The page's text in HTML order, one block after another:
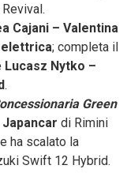
Cajani – Valentina
elettrica; completa il
Lucasz Nytko –
.
Green
Japancardi Rimini
ha scalato la
Swift 12 Hybrid.